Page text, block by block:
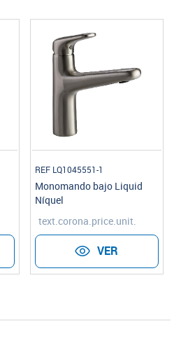
REF LQ1045551-1
Monomando bajo Liquid
Níquel
text.corona.price.unit.
VER